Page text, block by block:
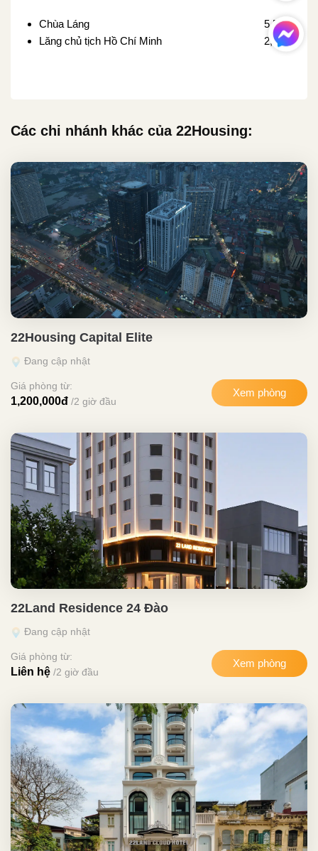
Chùa Láng
5,5km
Lăng chủ tịch Hồ Chí Minh
2,2km
Các chi nhánh khác của 22Housing:
22Housing Capital Elite
Đang cập nhật
Giá phòng từ:
1,200,000đ /2 giờ đầu
Xem phòng
22Land Residence 24 Đào
Đang cập nhật
Giá phòng từ:
Liên hệ /2 giờ đầu
Xem phòng